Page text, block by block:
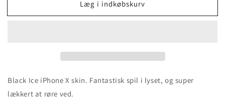
Læg i indkøbskurv
Black Ice iPhone X skin. Fantastisk spil i lyset, og super
lækkert at røre ved.